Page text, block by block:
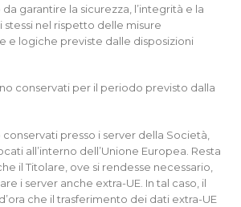
garantire la sicurezza, l’integrità e la
stessi nel rispetto delle misure
e logiche previste dalle disposizioni
conservati per il periodo previsto dalla
presso i server della Società,
all’interno dell’Unione Europea. Resta
il Titolare, ove si rendesse necessario,
i server anche extra-UE. In tal caso, il
che il trasferimento dei dati extra-UE